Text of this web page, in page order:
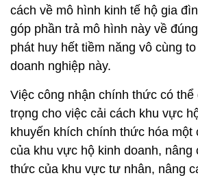
cách về mô hình kinh tế hộ gia
góp phần trả mô hình này về
phát huy hết tiềm năng vô cùng
doanh nghiệp này.
Việc công nhận chính thức có thể
trọng cho việc cải cách khu vực
khuyến khích chính thức hóa một
của khu vực hộ kinh doanh, nâng
thức của khu vực tư nhân, nâng